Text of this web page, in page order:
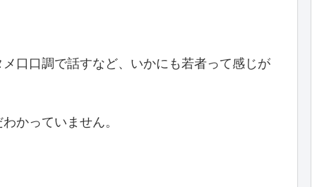
口口調で話すなど、いかにも若者って感じが
かっていません。